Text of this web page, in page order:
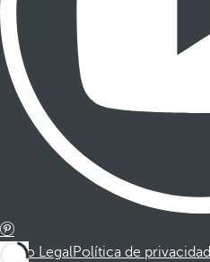
Aviso LegalPolítica de privacidad